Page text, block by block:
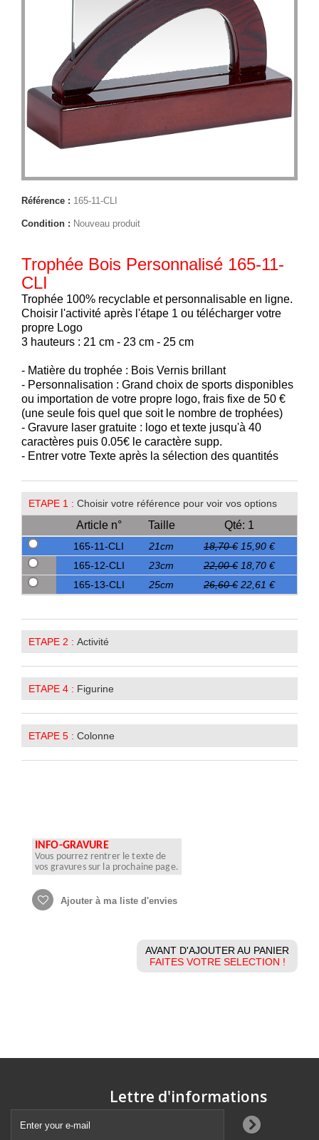
Référence : 165-11-CLI
Condition : Nouveau produit
Trophée Bois Personnalisé 165-11-
CLI
Trophée 100% recyclable et personnalisable en ligne.
Choisir l'activité après l'étape 1 ou télécharger votre
propre Logo
3 hauteurs : 21 cm - 23 cm - 25 cm
- Matière du trophée : Bois Vernis brillant
- Personnalisation : Grand choix de sports disponibles
ou importation de votre propre logo, frais fixe de 50 €
(une seule fois quel que soit le nombre de trophées)
- Gravure laser gratuite : logo et texte jusqu'à 40
caractères puis 0.05€ le caractère supp.
- Entrer votre Texte après la sélection des quantités
ETAPE 1 : Choisir votre référence pour voir vos options
Article n° Taille Qté: 1
165-11-CLI 21cm 18,70 € 15,90 €
165-12-CLI
23cm 22,00 € 18,70 €
165-13-CLI
25cm 26,60 € 22,61 €
ETAPE 2 : Activité
ETAPE 4 : Figurine
ETAPE 5 : Colonne
INFO-GRAVURE
Vous pourrez rentrer le texte de
vos gravures sur la prochaine page.
Ajouter à ma liste d'envies
AVANT D'AJOUTER AU PANIER
FAITES VOTRE SELECTION !
Lettre d'informations